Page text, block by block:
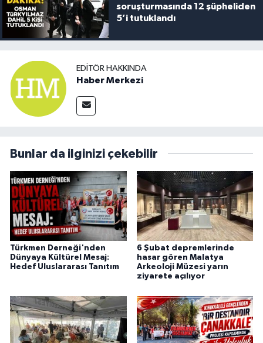
soruşturmasında 12 şüpheliden
5’i tutuklandı
EDITÖR HAKKINDA
Haber Merkezi
Bunlar da ilginizi çekebilir
Türkmen Derneği'nden
Dünyaya Kültürel Mesaj:
Hedef Uluslararası Tanıtım
6 Şubat depremlerinde
hasar gören Malatya
Arkeoloji Müzesi yarın
ziyarete açılıyor